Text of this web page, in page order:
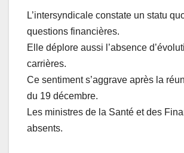
L’intersyndicale constate un statu
questions financières.
Elle déplore aussi l’absence
carrières.
Ce sentiment s’aggrave après la
du 19 décembre.
Les ministres de la Santé et des
absents.